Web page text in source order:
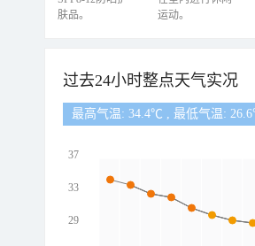
肤品。
运动。
过去24小时整点天气实况
最高气温: 34.4℃ , 最低气温:
37
33
29